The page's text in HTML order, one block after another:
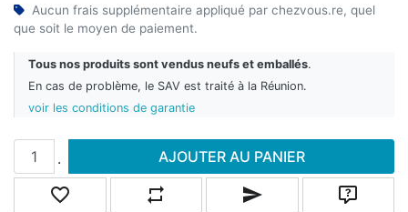
Aucun frais supplémentaire appliqué par chezvous.re, quel
que soit le moyen de paiement.
Tous nos produits sont vendus neufs et emballés.
En cas de problème, le SAV est traité à la Réunion.
voir les conditions de garantie
Ajouter au panier
. AJOUTER AU PANIER
Ajouter à la liste de souhaitsAjouter à la liste de comparaison
Envoyer un email à un ami
Poser